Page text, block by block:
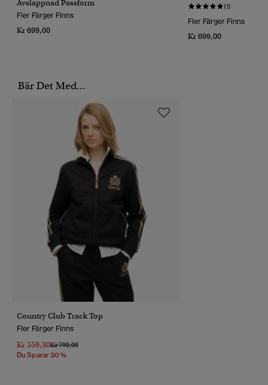
Avslappnad Passform
Fler Färger Finns
Kr 699,00
(1)
Fler Färger Finns
Kr 699,00
Bär Det Med...
Country Club Track Top
Fler Färger Finns
Kr 559,30Pris Reducerat Från
Kr 799,00Till
Du Sparar 30 %